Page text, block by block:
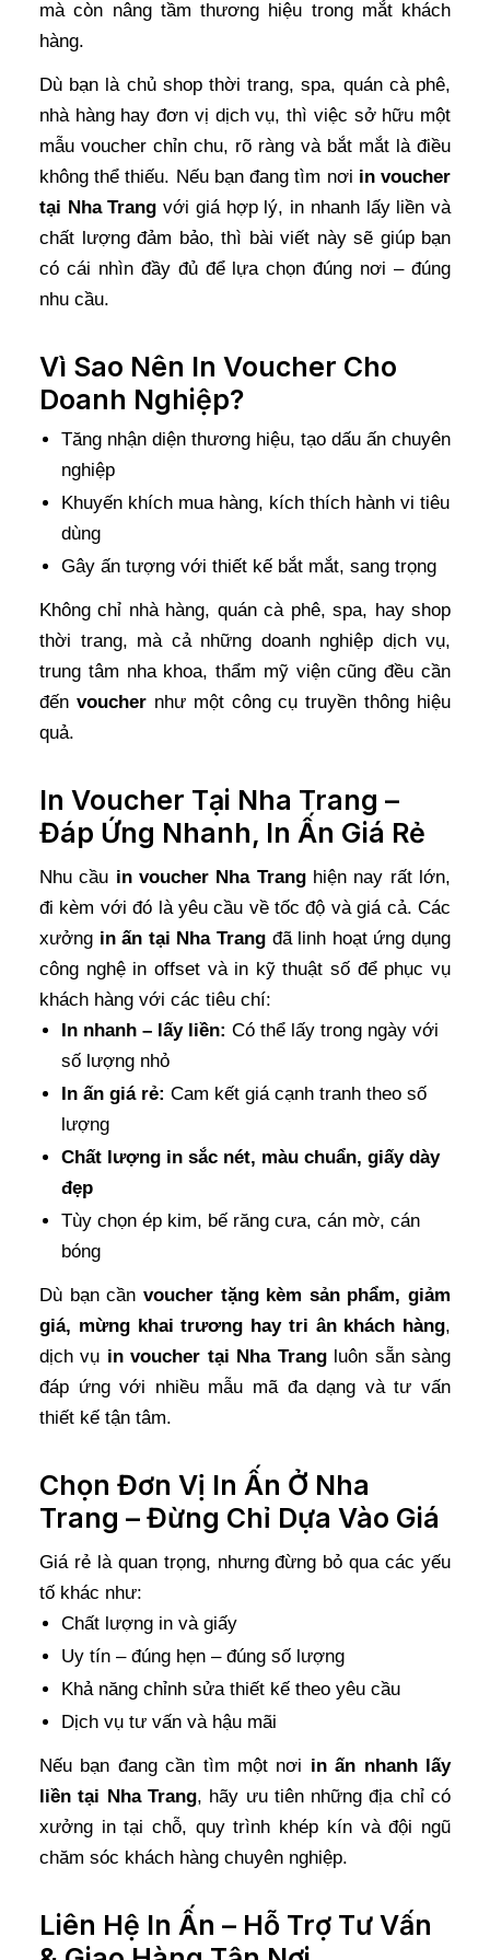
mà còn nâng tầm thương hiệu trong mắt khách
hàng.
Dù bạn là chủ shop thời trang, spa, quán cà phê,
nhà hàng hay đơn vị dịch vụ, thì việc sở hữu một
mẫu voucher chỉn chu, rõ ràng và bắt mắt là điều
không thể thiếu. Nếu bạn đang tìm nơi in voucher
tại Nha Trang với giá hợp lý, in nhanh lấy liền và
chất lượng đảm bảo, thì bài viết này sẽ giúp bạn
có cái nhìn đầy đủ để lựa chọn đúng nơi – đúng
nhu cầu.
Vì Sao Nên In Voucher Cho
Doanh Nghiệp?
Tăng nhận diện thương hiệu, tạo dấu ấn chuyên
nghiệp
Khuyến khích mua hàng, kích thích hành vi tiêu
dùng
Gây ấn tượng với thiết kế bắt mắt, sang trọng
Không chỉ nhà hàng, quán cà phê, spa, hay shop
thời trang, mà cả những doanh nghiệp dịch vụ,
trung tâm nha khoa, thẩm mỹ viện cũng đều cần
đến vouchernhư một công cụ truyền thông hiệu
quả.
In Voucher Tại Nha Trang –
Đáp Ứng Nhanh, In Ấn Giá Rẻ
Nhu cầu in voucher Nha Tranghiện nay rất lớn,
đi kèm với đó là yêu cầu về tốc độ và giá cả. Các
xưởng in ấn tại Nha Trang đã linh hoạt ứng dụng
công nghệ in offset và in kỹ thuật số để phục vụ
khách hàng với các tiêu chí:
In nhanh – lấy liền: Có thể lấy trong ngày với
số lượng nhỏ
In ấn giá rẻ: Cam kết giá cạnh tranh theo số
lượng
Chất lượng in sắc nét, màu chuẩn, giấy dày
đẹp
Tùy chọn ép kim, bế răng cưa, cán mờ, cán
bóng
Dù bạn cần voucher tặng kèm sản phẩm, giảm
giá, mừng khai trương hay tri ân khách hàng,
dịch vụ in voucher tại Nha Trangluôn sẵn sàng
đáp ứng với nhiều mẫu mã đa dạng và tư vấn
thiết kế tận tâm.
Chọn Đơn Vị In Ấn Ở Nha
Trang – Đừng Chỉ Dựa Vào Giá
Giá rẻ là quan trọng, nhưng đừng bỏ qua các yếu
tố khác như:
Chất lượng in và giấy
Uy tín – đúng hẹn – đúng số lượng
Khả năng chỉnh sửa thiết kế theo yêu cầu
Dịch vụ tư vấn và hậu mãi
Nếu bạn đang cần tìm một nơi in ấn nhanh lấy
liền tại Nha Trang, hãy ưu tiên những địa chỉ có
xưởng in tại chỗ, quy trình khép kín và đội ngũ
chăm sóc khách hàng chuyên nghiệp.
Liên Hệ In Ấn – Hỗ Trợ Tư Vấn